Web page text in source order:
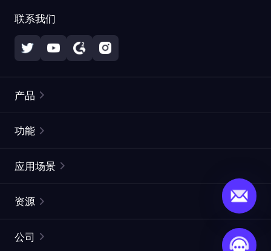
联系我们
产品
静态住宅代理
网页抓取 API
功能
ISP代理
ProxySite
应用场景
市场研究
资源
公司